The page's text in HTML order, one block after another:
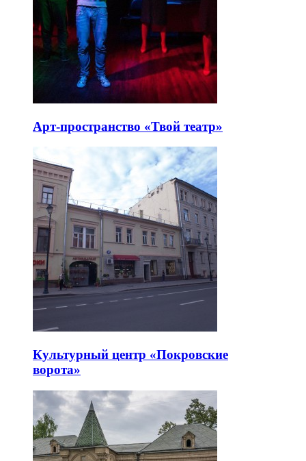
Арт-пространство «Твой театр»
Культурный центр «Покровские
ворота»